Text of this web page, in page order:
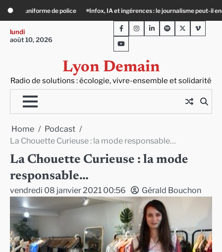
Skip
content
: le journalisme peut-il encore lutter ? Précarité, canicule,
lundi
août 10, 2026
Lyon Demain
Radio de solutions : écologie, vivre-ensemble et solidarité
FacebookInstagram
LinkedInSpotifyTwitterViméo
Youtube
Home
Podcast
La Chouette Curieuse : la mode responsable…
La Chouette Curieuse : la mode
responsable…
vendredi 08 janvier 2021 00:56 Gérald Bouchon